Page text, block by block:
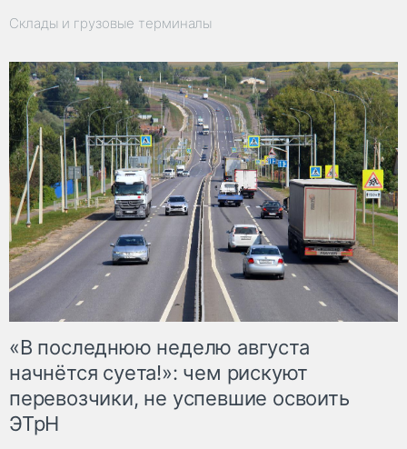
Склады и грузовые терминалы
«В последнюю неделю августа
начнётся суета!»: чем рискуют
перевозчики, не успевшие освоить
ЭТрН